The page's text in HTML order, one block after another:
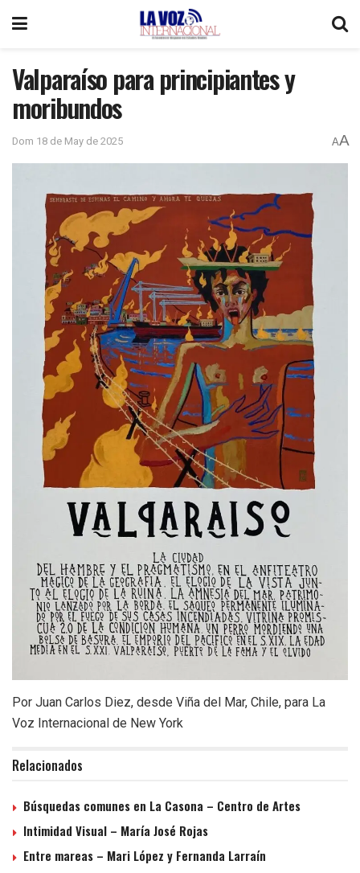
Valparaíso para principiantes y
moribundos
Dom 18 de May de 2025 AA
Por Juan Carlos Diez, desde Viña del Mar, Chile, para La
Voz Internacional de New York
Relacionados
Búsquedas comunes en La Casona – Centro de Artes
Intimidad Visual – María José Rojas
Entre mareas – Mari López y Fernanda Larraín